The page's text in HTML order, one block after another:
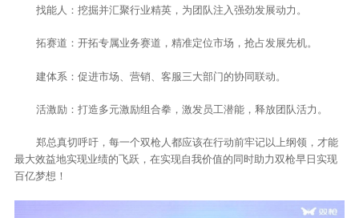
找能人：挖掘并汇聚行业精英，为团队注入强劲发展动力。
拓赛道：开拓专属业务赛道，精准定位市场，抢占发展先机。
建体系：促进市场、营销、客服三大部门的协同联动。
活激励：打造多元激励组合拳，激发员工潜能，释放团队活力。
郑总真切呼吁，每一个双枪人都应该在行动前牢记以上纲领，才能
最大效益地实现业绩的飞跃，在实现自我价值的同时助力双枪早日实现
百亿梦想！